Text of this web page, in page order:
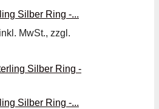
Silber Ring -...
MwSt., zzgl.
Silber Ring -...